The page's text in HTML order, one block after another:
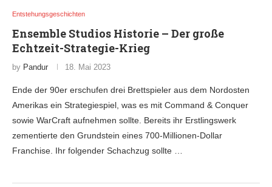
Entstehungsgeschichten
Ensemble Studios Historie – Der große
Echtzeit-Strategie-Krieg
by Pandur 18. Mai 2023
Ende der 90er erschufen drei Brettspieler aus dem Nordosten
Amerikas ein Strategiespiel, was es mit Command & Conquer
sowie WarCraft aufnehmen sollte. Bereits ihr Erstlingswerk
zementierte den Grundstein eines 700-Millionen-Dollar
Franchise. Ihr folgender Schachzug sollte …